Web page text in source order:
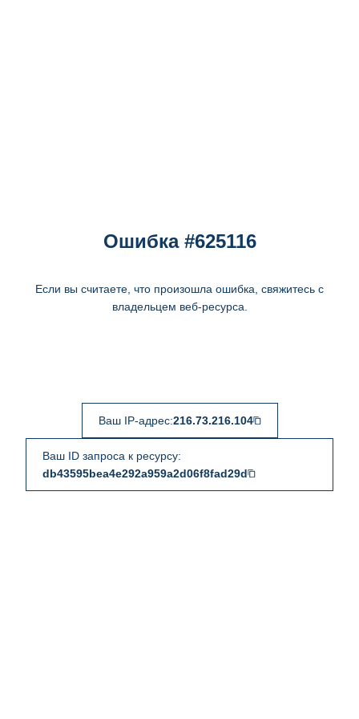
Ошибка #625116
Если вы считаете, что произошла ошибка, свяжитесь с
владельцем веб-ресурса.
Ваш IP-адрес:216.73.216.104
Ваш ID запроса к ресурсу:
db43595bea4e292a959a2d06f8fad29d